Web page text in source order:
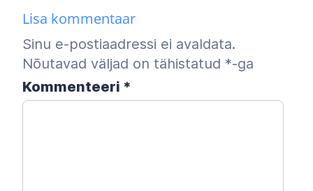
Lisa kommentaar
Sinu e-postiaadressi ei avaldata.
Nõutavad väljad on tähistatud *-ga
Kommenteeri *